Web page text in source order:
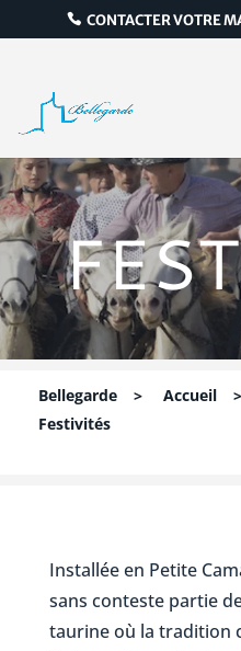
CONTACTER VOTRE
Bellegarde > Accueil >
Festivités
Installée en Petite
sans conteste partie
taurine où la tradition